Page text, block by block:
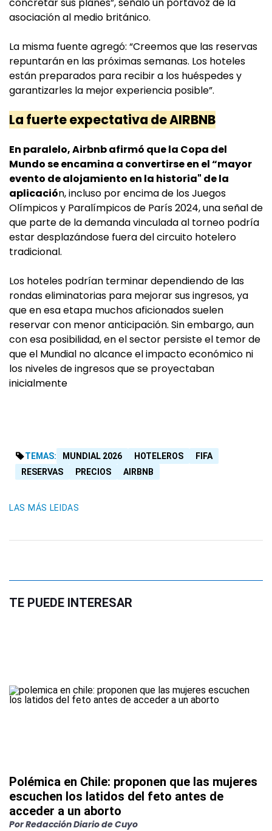
asociación al medio británico.
La misma fuente agregó: “Creemos que las reservas
repuntarán en las próximas semanas. Los hoteles
están preparados para recibir a los huéspedes y
garantizarles la mejor experiencia posible”.
La fuerte expectativa de AIRBNB
En paralelo, Airbnb afirmó que la Copa del
Mundo se encamina a convertirse en el “mayor
evento de alojamiento en la historia" de la
aplicación, incluso por encima de los Juegos
Olímpicos y Paralímpicos de París 2024, una señal de
que parte de la demanda vinculada al torneo podría
estar desplazándose fuera del circuito hotelero
tradicional.
Los hoteles podrían terminar dependiendo de las
rondas eliminatorias para mejorar sus ingresos, ya
que en esa etapa muchos aficionados suelen
reservar con menor anticipación. Sin embargo, aun
con esa posibilidad, en el sector persiste el temor de
que el Mundial no alcance el impacto económico ni
los niveles de ingresos que se proyectaban
inicialmente
TEMAS: MUNDIAL 2026 HOTELEROS
FIFA
RESERVAS
PRECIOS AIRBNB
LAS MÁS LEIDAS
TE PUEDE INTERESAR
Polémica en Chile: proponen que las mujeres
escuchen los latidos del feto antes de
acceder a un aborto
PorRedacción Diario de Cuyo